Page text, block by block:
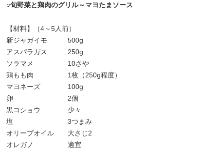
○旬野菜と鶏肉のグリル～マヨたまソース
【材料】（4～5人前）
新ジャガイモ 500g
アスパラガス 250g
ソラマメ 10さや
鶏もも肉 1枚（250g程度）
マヨネーズ 100g
卵 2個
黒コショウ 少々
塩 3つまみ
オリーブオイル 大さじ2
オレガノ 適宜